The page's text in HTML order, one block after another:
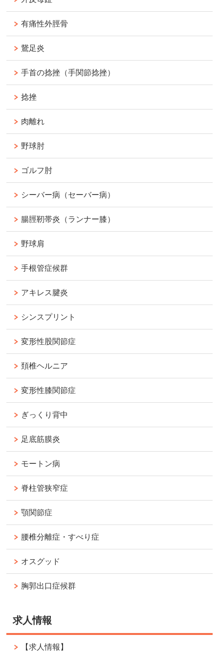
有痛性外脛骨
鵞足炎
手首の捻挫（手関節捻挫）
捻挫
肉離れ
野球肘
ゴルフ肘
シーバー病（セーバー病）
腸脛靭帯炎（ランナー膝）
野球肩
手根管症候群
アキレス腱炎
シンスプリント
変形性股関節症
頚椎ヘルニア
変形性膝関節症
ぎっくり背中
足底筋膜炎
モートン病
脊柱管狭窄症
顎関節症
腰椎分離症・すべり症
オスグッド
胸郭出口症候群
求人情報
【求人情報】